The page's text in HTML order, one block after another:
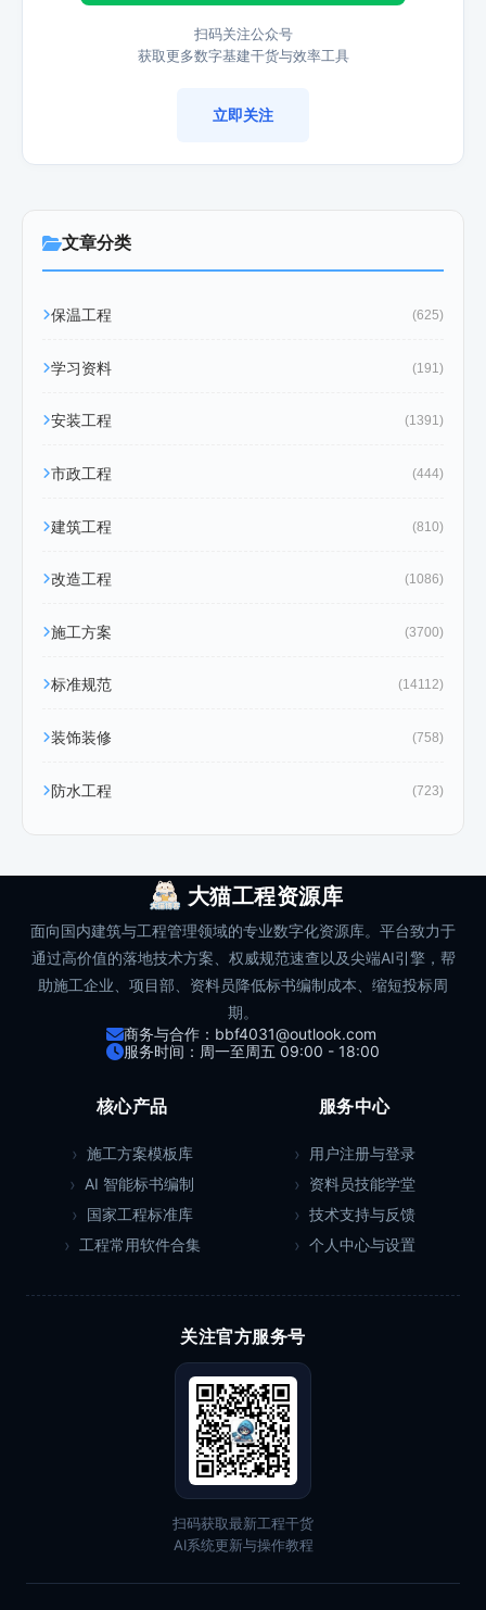
扫码关注公众号
获取更多数字基建干货与效率工具
立即关注
文章分类
保温工程 (625)
学习资料 (191)
安装工程 (1391)
市政工程 (444)
建筑工程 (810)
改造工程 (1086)
施工方案 (3700)
标准规范 (14112)
装饰装修 (758)
防水工程 (723)
大猫工程资源库
面向国内建筑与工程管理领域的专业数字化资源库。平台致力于
通过高价值的落地技术方案、权威规范速查以及尖端AI引擎，帮
助施工企业、项目部、资料员降低标书编制成本、缩短投标周
期。
商务与合作：bbf4031@outlook.com
服务时间：周一至周五 09:00 - 18:00
核心产品
施工方案模板库
AI 智能标书编制
国家工程标准库
工程常用软件合集
服务中心
用户注册与登录
资料员技能学堂
技术支持与反馈
个人中心与设置
关注官方服务号
扫码获取最新工程干货
AI系统更新与操作教程